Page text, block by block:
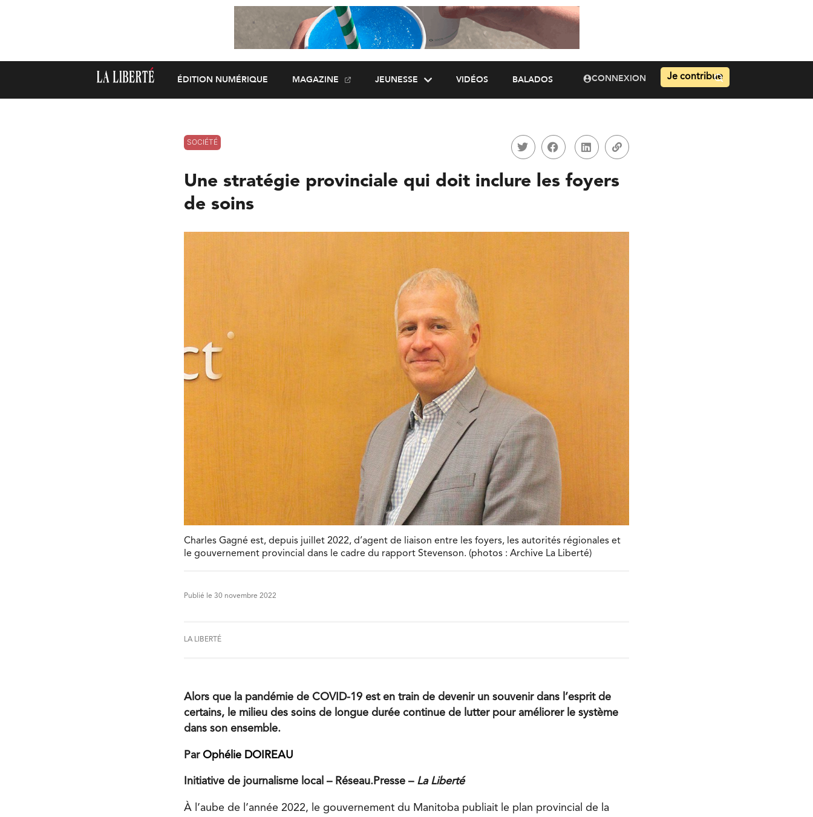
ÉDITION NUMÉRIQUE MAGAZINE JEUNESSE VIDÉOS BALADOS CONNEXION Je contribue
SOCIÉTÉ
Une stratégie provinciale qui doit inclure les foyers
de soins
Charles Gagné est, depuis juillet 2022, d’agent de liaison entre les foyers, les autorités régionales et
le gouvernement provincial dans le cadre du rapport Stevenson. (photos : Archive La Liberté)
Publié le 30 novembre 2022
LA LIBERTÉ
Alors que la pandémie de COVID-19 est en train de devenir un souvenir dans l’esprit de
certains, le milieu des soins de longue durée continue de lutter pour améliorer le système
dans son ensemble.
Par Ophélie DOIREAU
Initiative de journalisme local – Réseau.Presse – La Liberté
À l’aube de l’année 2022, le gouvernement du Manitoba publiait le plan provincial de la